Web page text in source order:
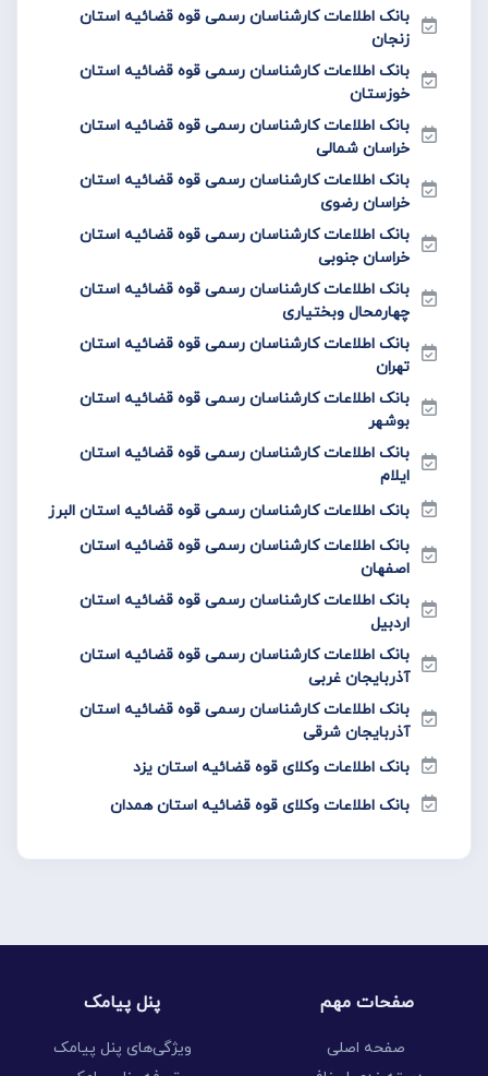
بانک اطلاعات کارشناسان رسمی قوه قضائیه استان
زنجان
بانک اطلاعات کارشناسان رسمی قوه قضائیه استان
خوزستان
بانک اطلاعات کارشناسان رسمی قوه قضائیه استان
خراسان شمالی
بانک اطلاعات کارشناسان رسمی قوه قضائیه استان
خراسان رضوی
بانک اطلاعات کارشناسان رسمی قوه قضائیه استان
خراسان جنوبی
بانک اطلاعات کارشناسان رسمی قوه قضائیه استان
چهارمحال وبختیاری
بانک اطلاعات کارشناسان رسمی قوه قضائیه استان
تهران
بانک اطلاعات کارشناسان رسمی قوه قضائیه استان
بوشهر
بانک اطلاعات کارشناسان رسمی قوه قضائیه استان
ایلام
بانک اطلاعات کارشناسان رسمی قوه قضائیه استان البرز
بانک اطلاعات کارشناسان رسمی قوه قضائیه استان
اصفهان
بانک اطلاعات کارشناسان رسمی قوه قضائیه استان
اردبیل
بانک اطلاعات کارشناسان رسمی قوه قضائیه استان
آذربایجان غربی
بانک اطلاعات کارشناسان رسمی قوه قضائیه استان
آذربایجان شرقی
بانک اطلاعات وکلای قوه قضائیه استان یزد
بانک اطلاعات وکلای قوه قضائیه استان همدان
صفحات مهم
صفحه اصلی
پنل پیامک
ویژگی‌های پنل پیامک